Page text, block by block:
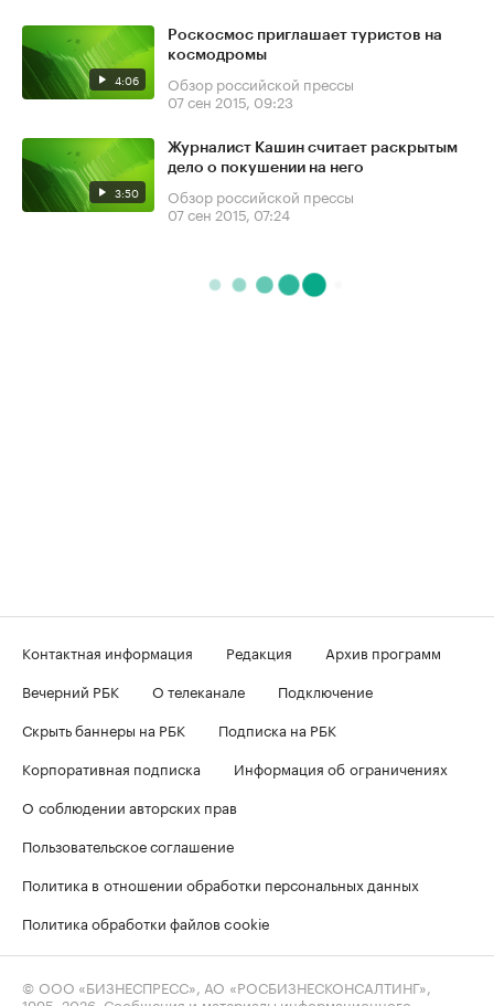
4:06
Роскосмос приглашает туристов на
космодромы
Обзор российской прессы
07 сен 2015, 09:23
3:50
Журналист Кашин считает раскрытым
дело о покушении на него
Обзор российской прессы
07 сен 2015, 07:24
Контактная информация Редакция
Архив программ
Вечерний РБК
О телеканале
Подключение
Скрыть баннеры на РБК
Подписка на РБК
Корпоративная подписка
Информация об ограничениях
О соблюдении авторских прав
Пользовательское соглашение
Политика в отношении обработки персональных данных
Политика обработки файлов cookie
© ООО «БИЗНЕСПРЕСС», АО «РОСБИЗНЕСКОНСАЛТИНГ»,